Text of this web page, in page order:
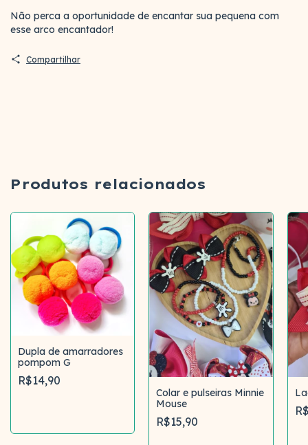
Não perca a oportunidade de encantar sua pequena com
esse arco encantador!
Compartilhar
Produtos relacionados
Dupla de amarradores
pompom G
R$14,90
Colar e pulseiras Minnie
Mouse
R$15,90